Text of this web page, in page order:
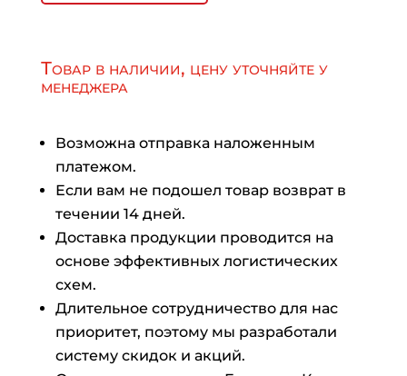
Товар в наличии, цену уточняйте у
менеджера
Возможна отправка наложенным
платежом.
Если вам не подошел товар возврат в
течении 14 дней.
Доставка продукции проводится на
основе эффективных логистических
схем.
Длительное сотрудничество для нас
приоритет, поэтому мы разработали
систему скидок и акций.